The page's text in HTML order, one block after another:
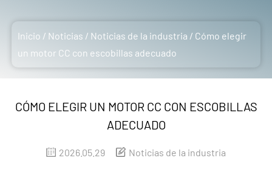
Productos
Inicio / Noticias / Noticias de la industria / Cómo elegir
un motor CC con escobillas adecuado
CÓMO ELEGIR UN MOTOR CC CON ESCOBILLAS
ADECUADO
2026.05.29 Noticias de la industria